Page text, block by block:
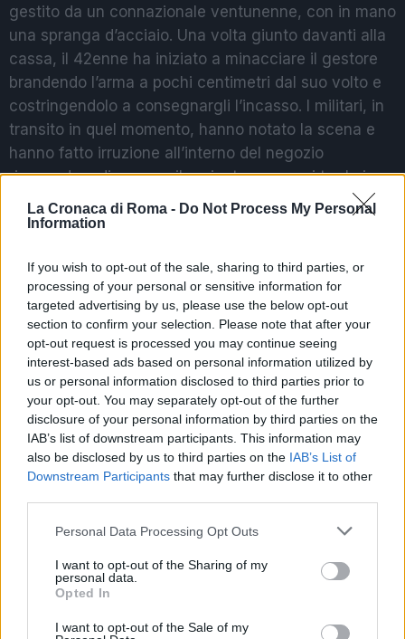
La Cronaca di Roma - Do Not Process My Personal
Information
If you wish to opt-out of the sale, sharing to third parties, or
processing of your personal or sensitive information for
targeted advertising by us, please use the below opt-out
section to confirm your selection. Please note that after your
opt-out request is processed you may continue seeing
interest-based ads based on personal information utilized by
us or personal information disclosed to third parties prior to
your opt-out. You may separately opt-out of the further
disclosure of your personal information by third parties on the
IAB’s list of downstream participants. This information may
also be disclosed by us to third parties on the IAB’s List of
Downstream Participants that may further disclose it to other
Please note that this website/app uses one or more Google
not limited to your visit or usage behaviour. You may click to
grant or deny consent to Google and its third-party tags to
use your data for below specified purposes in below Google
consent section.
Personal Data Processing Opt Outs
I want to opt-out of the Sharing of my
personal data.
Opted In
I want to opt-out of the Sale of my
gestito da un connazionale ventunenne, con in mano
una spranga d’acciaio. Una volta giunto davanti alla
cassa, il 42enne ha iniziato a minacciare il gestore
brandendo l’arma a pochi centimetri dal suo volto e
costringendolo a consegnargli l’incasso. I militari, in
transito in quel momento, hanno notato la scena e
hanno fatto irruzione all’interno del negozio
riuscendo a disarmare il rapinatore per poi trarlo in
arresto
. Il malvivente è stato condotto in caserma,
dove sarà in attesa del rito direttissimo.
INCIDENTE SUL GRA
SEGUICI SU FACEBOOK
POTREBBE INTERESSARTI
CASTELLI ROMANI – Vasta
operazione dei Carabinieri per
droga “volante”
6 anni fa
continua anche col Coronavirus
6 anni fa